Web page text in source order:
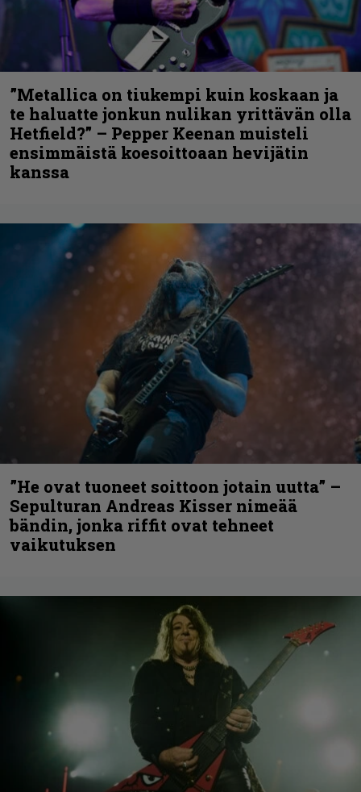
”Metallica on tiukempi kuin koskaan ja
te haluatte jonkun nulikan yrittävän olla
Hetfield?” – Pepper Keenan muisteli
ensimmäistä koesoittoaan hevijätin
kanssa
”He ovat tuoneet soittoon jotain uutta” –
Sepulturan Andreas Kisser nimeää
bändin, jonka riffit ovat tehneet
vaikutuksen